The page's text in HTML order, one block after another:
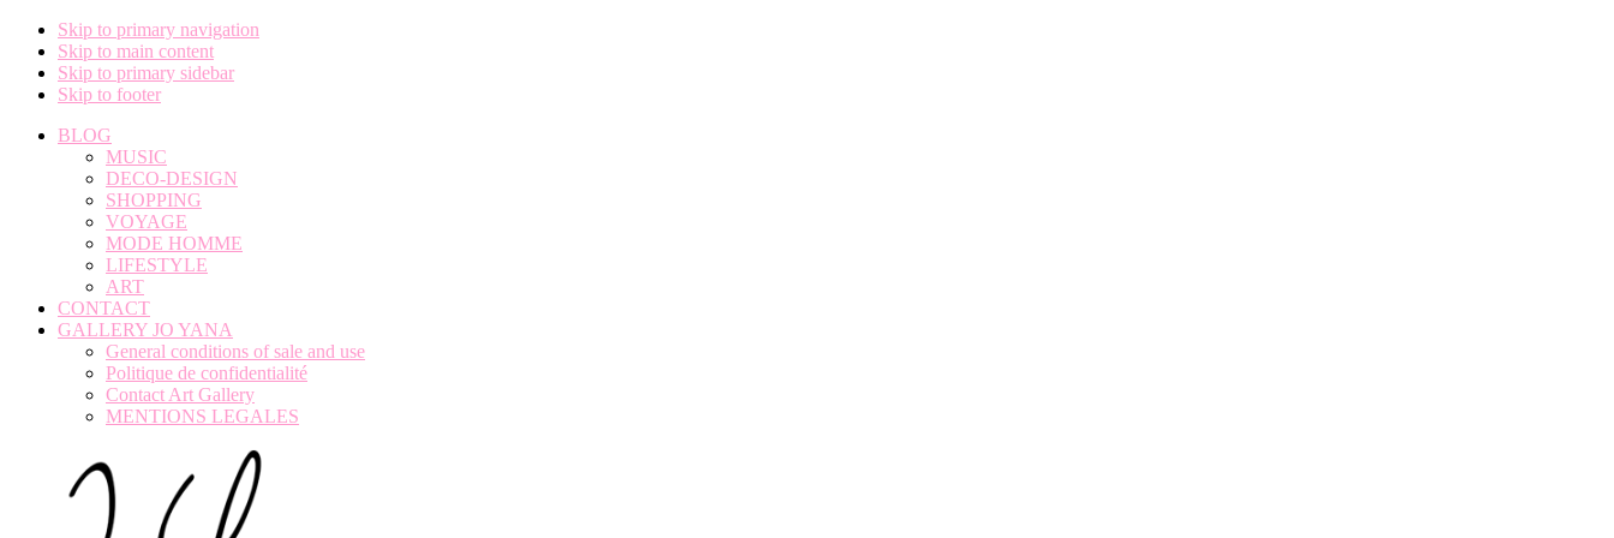
Skip to primary navigation
Skip to main content
Skip to primary sidebar
Skip to footer
BLOG
MUSIC
DECO-DESIGN
SHOPPING
VOYAGE
MODE HOMME
LIFESTYLE
ART
CONTACT
GALLERY JO YANA
General conditions of sale and use
Politique de confidentialité
Contact Art Gallery
MENTIONS LEGALES